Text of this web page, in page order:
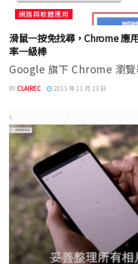
網路與軟體應用
滑鼠一按免找尋，Chrome 應
率一級棒
Google 旗下 Chrome 瀏覽
BY CLAIREC 2015 年 11 月 23 日